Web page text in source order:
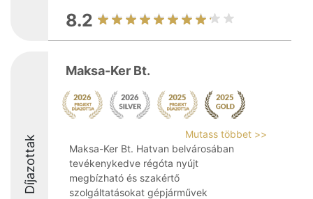
8.2
Díjazottak
Maksa-Ker Bt.
Mutass többet >>
Maksa-Ker Bt. Hatvan belvárosában
tevékenykedve régóta nyújt
megbízható és szakértő
szolgáltatásokat gépjárművek